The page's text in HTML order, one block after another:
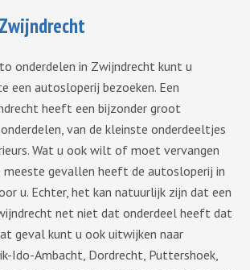
onderdelen in Zwijndrecht kunt u
een autosloperij bezoeken. Een
heeft een bijzonder groot
van de kleinste onderdeeltjes
Wat u ook wilt of moet vervangen
meeste gevallen heeft de autosloperij in
u. Echter, het kan natuurlijk zijn dat een
net niet dat onderdeel heeft dat
geval kunt u ook uitwijken naar
Ido-Ambacht, Dordrecht, Puttershoek,